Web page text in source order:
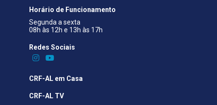
Horário de Funcionamento
Segunda a sexta
08h às 12h e 13h às 17h
Redes Sociais​
CRF-AL em Casa
CRF-AL TV